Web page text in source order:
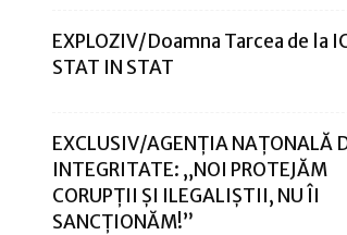
EXPLOZIV/Doamna Tarcea de la
STAT IN STAT
EXCLUSIV/AGENȚIA NAȚONALĂ
INTEGRITATE: „NOI PROTEJĂM
CORUPȚII ȘI ILEGALIȘTII, NU ÎI
SANCȚIONĂM!”